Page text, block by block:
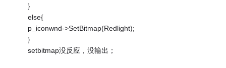
}
else{
p_iconwnd->SetBitmap(Redlight);
}
setbitmap没反应，没输出；